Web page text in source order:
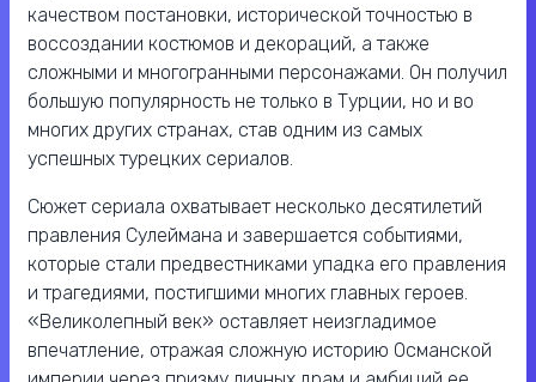
качеством постановки, исторической точностью в
воссоздании костюмов и декораций, а также
сложными и многогранными персонажами. Он получил
большую популярность не только в Турции, но и во
многих других странах, став одним из самых
успешных турецких сериалов.
Сюжет сериала охватывает несколько десятилетий
правления Сулеймана и завершается событиями,
которые стали предвестниками упадка его правления
и трагедиями, постигшими многих главных героев.
«Великолепный век» оставляет неизгладимое
впечатление, отражая сложную историю Османской